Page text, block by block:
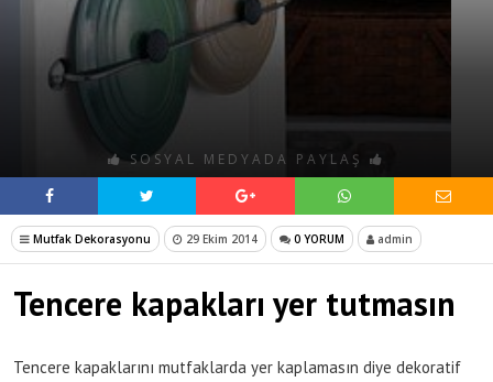
SOSYAL MEDYADA PAYLAŞ
Mutfak Dekorasyonu 29 Ekim 2014 0 YORUM admin
Tencere kapakları yer tutmasın
Tencere kapaklarını mutfaklarda yer kaplamasın diye dekoratif